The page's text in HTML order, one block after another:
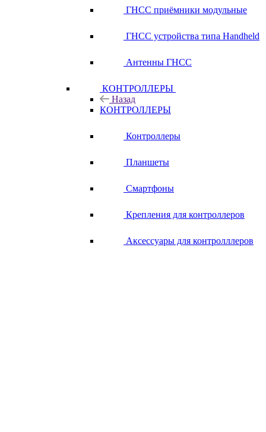
ГНСС приёмники модульные
ГНСС устройства типа Handheld
Антенны ГНСС
КОНТРОЛЛЕРЫ
Назад
КОНТРОЛЛЕРЫ
Контроллеры
Планшеты
Смартфоны
Крепления для контроллеров
Аксессуары для контролллеров